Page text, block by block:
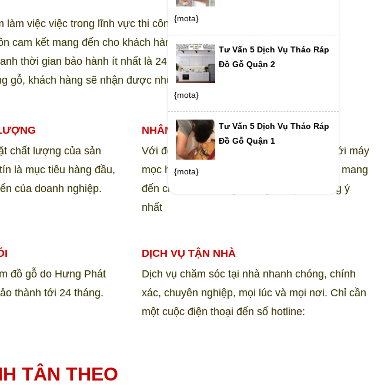
việc việc trong lĩnh vực thi công đóng mới đồ
cam kết mang đến cho khách hàng những sản
thời gian bảo hành ít nhất là 24 tháng. Khi lựa
khách hàng sẽ nhận được những tiêu chí sau
chất lượng của sản
là mục tiêu hàng đầu,
của doanh nghiệp.
NHÂN LỰC GIÀU KINH NGHIỆM
Với đội ngũ thợ mộc lành nghề, kết hợp với máy
mọc hiện đại, xưởng mộc Hưng Phát luôn mang
đến cho khách hàng những sản phẩm ưng ý
nhất
đồ gỗ do Hưng Phát
thành tới 24 tháng.
DỊCH VỤ TẬN NHÀ
Dịch vụ chăm sóc tại nhà nhanh chóng, chính
xác, chuyên nghiệp, mọi lúc và mọi nơi. Chỉ cần
một cuộc điện thoại đến số hotline:
TÂN THEO
{mota}
Tư Vấn 5 Dịch Vụ Tháo Ráp
Đồ Gỗ Quận 2
{mota}
Tư Vấn 5 Dịch Vụ Tháo Ráp
Đồ Gỗ Quận 1
{mota}